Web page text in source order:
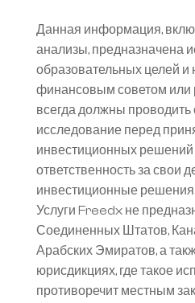
Данная информация,
анализы, предназначена
образовательных целей и
финансовым советом или
всегда должны проводить
исследование перед
инвестиционных решений
ответственность за свои
инвестиционные решения.
Услуги Freedx не
Соединенных Штатов,
Арабских Эмиратов, а
юрисдикциях, где такое
противоречит местным